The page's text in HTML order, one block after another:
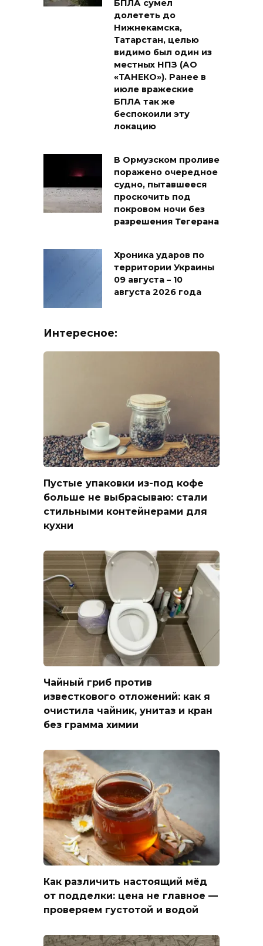
БПЛА сумел
долететь до
Нижнекамска,
Татарстан, целью
видимо был один из
местных НПЗ (АО
«ТАНЕКО»). Ранее в
июле вражеские
БПЛА так же
беспокоили эту
локацию
В Ормузском проливе
поражено очередное
судно, пытавшееся
проскочить под
покровом ночи без
разрешения Тегерана
Хроника ударов по
территории Украины
09 августа – 10
августа 2026 года
Интересное:
Пустые упаковки из-под кофе
больше не выбрасываю: стали
стильными контейнерами для
кухни
Чайный гриб против
известкового отложений: как я
очистила чайник, унитаз и кран
без грамма химии
Как различить настоящий мёд
от подделки: цена не главное —
проверяем густотой и водой